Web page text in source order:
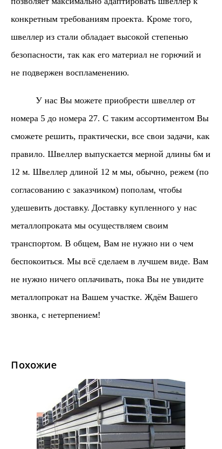
конкретным требованиям проекта. Кроме того,
швеллер из стали обладает высокой степенью
безопасности, так как его материал не горючий и
не подвержен воспламенению.
У нас Вы можете приобрести швеллер от
номера 5 до номера 27. С таким ассортиментом Вы
сможете решить, практически, все свои задачи, как
правило. Швеллер выпускается мерной длины 6м и
12 м. Швеллер длиной 12 м мы, обычно, режем (по
согласованию с заказчиком) пополам, чтобы
удешевить доставку. Доставку купленного у нас
металлопроката мы осуществляем своим
транспортом. В общем, Вам не нужно ни о чем
беспокоиться. Мы всё сделаем в лучшем виде. Вам
не нужно ничего оплачивать, пока Вы не увидите
металлопрокат на Вашем участке. Ждём Вашего
звонка, с нетерпением!
Похожие